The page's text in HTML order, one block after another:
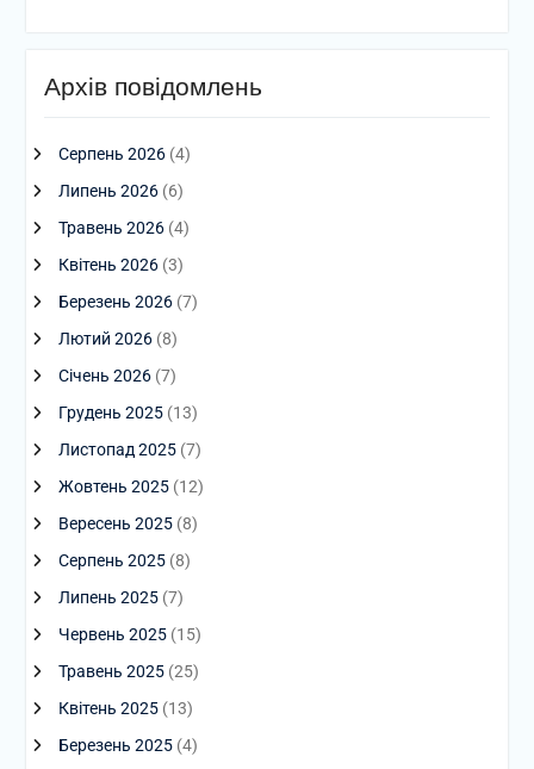
Архів повідомлень
Серпень 2026(4)
Липень 2026(6)
Травень 2026(4)
Квітень 2026(3)
Березень 2026(7)
Лютий 2026(8)
Січень 2026(7)
Грудень 2025(13)
Листопад 2025(7)
Жовтень 2025(12)
Вересень 2025(8)
Серпень 2025(8)
Липень 2025(7)
Червень 2025(15)
Травень 2025(25)
Квітень 2025(13)
Березень 2025(4)